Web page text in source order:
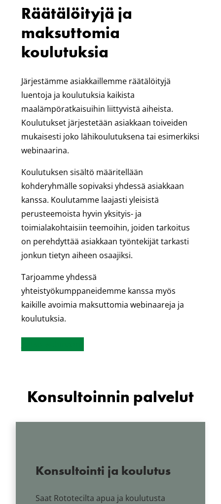
Räätälöityjä ja
maksuttomia
koulutuksia
Järjestämme asiakkaillemme räätälöityjä
luentoja ja koulutuksia kaikista
maalämpöratkaisuihin liittyvistä aiheista.
Koulutukset järjestetään asiakkaan toiveiden
mukaisesti joko lähikoulutuksena tai esimerkiksi
webinaarina.
Koulutuksen sisältö määritellään
kohderyhmälle sopivaksi yhdessä asiakkaan
kanssa. Koulutamme laajasti yleisistä
perusteemoista hyvin yksityis- ja
toimialakohtaisiin teemoihin, joiden tarkoitus
on perehdyttää asiakkaan työntekijät tarkasti
jonkun tietyn aiheen osaajiksi.
Tarjoamme yhdessä
yhteistyökumppaneidemme kanssa myös
kaikille avoimia maksuttomia webinaareja ja
koulutuksia.
Konsultoinnin palvelut
Konsultointi ja koulutus
Saat Rototecilta apua ja koulutusta